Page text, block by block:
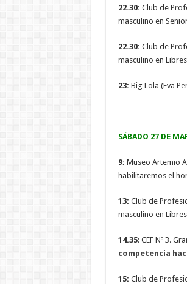
22.30: Club de
masculino en
22.30: Club de
masculino en
23: Big Lola (Eva
SÁBADO 27 DE
9: Museo Artemio
habilitaremos el
13: Club de
masculino en
14.35: CEF Nº 3.
competencia
15: Club de